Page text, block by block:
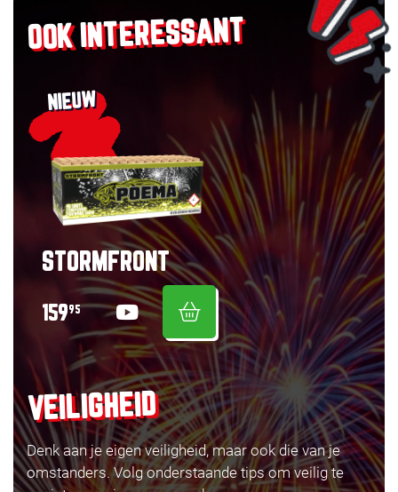
OOK INTERESSANT
NIEUW
STORMFRONT
15995
VEILIGHEID
Denk aan je eigen veiligheid, maar ook die van je
omstanders. Volg onderstaande tips om veilig te